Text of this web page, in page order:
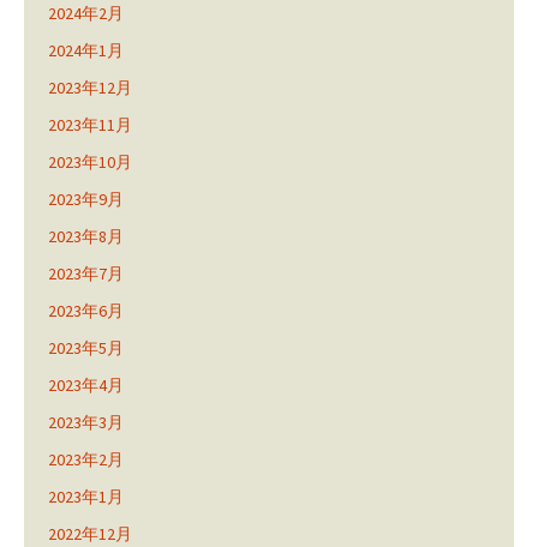
2024年2月
2024年1月
2023年12月
2023年11月
2023年10月
2023年9月
2023年8月
2023年7月
2023年6月
2023年5月
2023年4月
2023年3月
2023年2月
2023年1月
2022年12月